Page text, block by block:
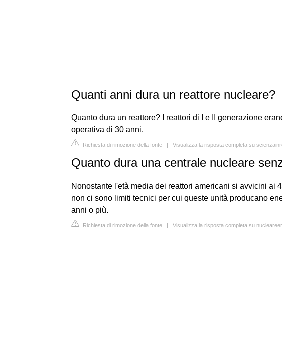
Quanti anni dura un reattore nucleare?
Quanto dura un reattore? I reattori di I e II generazione
operativa di 30 anni.
Richiesta di rimozione della fonte | Visualizza la risposta completa su
Quanto dura una centrale nucleare
Nonostante l'età media dei reattori americani si avvicini ai
non ci sono limiti tecnici per cui queste unità producano
anni o più.
Richiesta di rimozione della fonte | Visualizza la risposta completa su